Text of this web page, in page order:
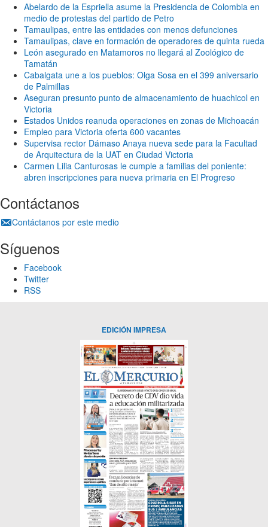
Abelardo de la Espriella asume la Presidencia de Colombia en
medio de protestas del partido de Petro
Tamaulipas, entre las entidades con menos defunciones
Tamaulipas, clave en formación de operadores de quinta rueda
León asegurado en Matamoros no llegará al Zoológico de
Tamatán
Cabalgata une a los pueblos: Olga Sosa en el 399 aniversario
de Palmillas
Aseguran presunto punto de almacenamiento de huachicol en
Victoria
Estados Unidos reanuda operaciones en zonas de Michoacán
Empleo para Victoria oferta 600 vacantes
Supervisa rector Dámaso Anaya nueva sede para la Facultad
de Arquitectura de la UAT en Ciudad Victoria
Carmen Lilia Canturosas le cumple a familias del poniente:
abren inscripciones para nueva primaria en El Progreso
Contáctanos
Contáctanos por este medio
Síguenos
Facebook
Twitter
RSS
EDICIÓN IMPRESA